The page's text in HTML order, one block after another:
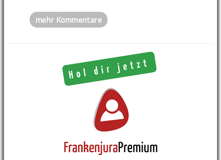
mehr Kommentare